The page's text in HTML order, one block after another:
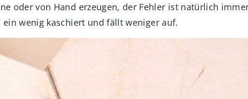
oder von Hand erzeugen, der Fehler ist natürlich
wenig kaschiert und fällt weniger auf.